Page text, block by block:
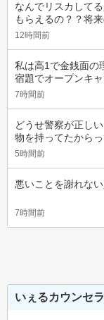
なんでリスカして
もらえるの？？将
12時間前
私は高1で金銭面の
宿題でオープンキ
7時間前
どうせ警察が正し
物を持ってたから
5時間前
悪いことを謝れな
7時間前
いぇるカウンセ